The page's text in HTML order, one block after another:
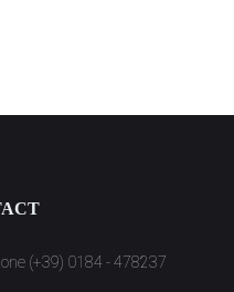
(+39) 0184 - 478237